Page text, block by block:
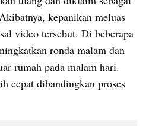
kepanikan meluas
video tersebut. Di beberapa
ronda malam dan
rumah pada malam hari.
cepat dibandingkan proses